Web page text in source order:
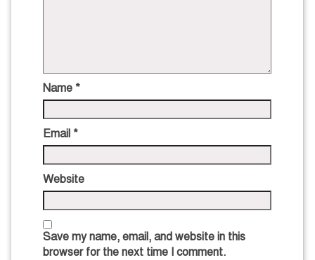
Name *
Email *
Website
Save my name, email, and website in this
browser for the next time I comment.